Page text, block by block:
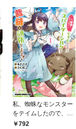
私、蜘蛛なモンスター
をテイムしたので、ス
パイダーシルクで裁縫
792